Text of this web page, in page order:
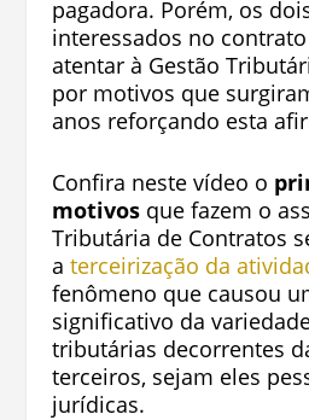
pagadora. Porém, os
interessados no
atentar à Gestão
por motivos que
anos reforçando esta
Confira neste vídeo o
motivos que fazem o
Tributária de Contratos
a terceirização da
fenômeno que causou
significativo da
tributárias decorrentes
terceiros, sejam eles
jurídicas.